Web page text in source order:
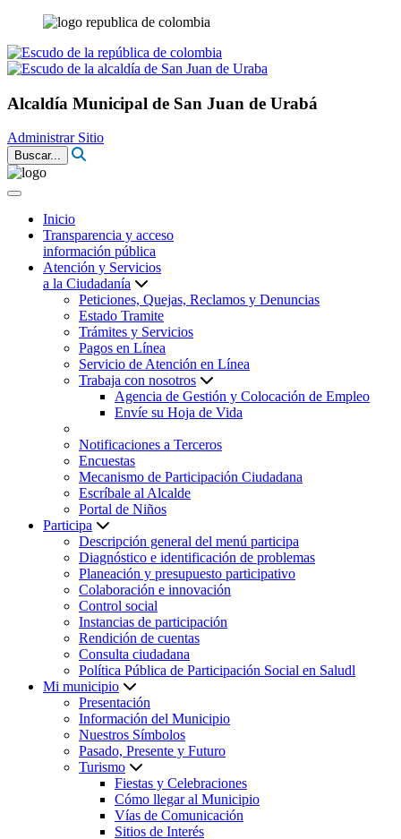
Alcaldía Municipal de San Juan de Urabá
Administrar Sitio
Buscar...
Inicio
Transparencia y acceso
información pública
Atención y Servicios
a la Ciudadanía
Peticiones, Quejas, Reclamos y Denuncias
Estado Tramite
Trámites y Servicios
Pagos en Línea
Servicio de Atención en Línea
Trabaja con nosotros
Agencia de Gestión y Colocación de Empleo
Envíe su Hoja de Vida
Notificaciones a Terceros
Encuestas
Mecanismo de Participación Ciudadana
Escríbale al Alcalde
Portal de Niños
Participa
Descripción general del menú participa
Diagnóstico e identificación de problemas
Planeación y presupuesto participativo
Colaboración e innovación
Control social
Instancias de participación
Rendición de cuentas
Consulta ciudadana
Política Pública de Participación Social en Saludl
Mi municipio
Presentación
Información del Municipio
Nuestros Símbolos
Pasado, Presente y Futuro
Turismo
Fiestas y Celebraciones
Cómo llegar al Municipio
Vías de Comunicación
Sitios de Interés